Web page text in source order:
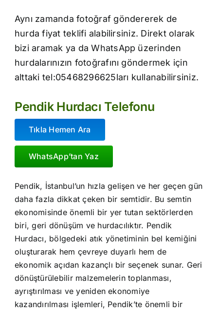
Aynı zamanda fotoğraf göndererek de
hurda fiyat teklifi alabilirsiniz. Direkt olarak
bizi aramak ya da WhatsApp üzerinden
hurdalarınızın fotoğrafını göndermek için
alttaki tel:05468296625ları kullanabilirsiniz.
Pendik Hurdacı Telefonu
Tıkla Hemen Ara
WhatsApp’tan Yaz
Pendik, İstanbul’un hızla gelişen ve her geçen gün
daha fazla dikkat çeken bir semtidir. Bu semtin
ekonomisinde önemli bir yer tutan sektörlerden
biri, geri dönüşüm ve hurdacılıktır. Pendik
Hurdacı, bölgedeki atık yönetiminin bel kemiğini
oluşturarak hem çevreye duyarlı hem de
ekonomik açıdan kazançlı bir seçenek sunar. Geri
dönüştürülebilir malzemelerin toplanması,
ayrıştırılması ve yeniden ekonomiye
kazandırılması işlemleri, Pendik’te önemli bir